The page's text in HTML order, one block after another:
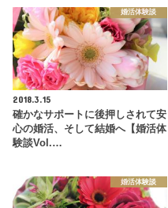
婚活体験談
2018.3.15
確かなサポートに後押しされて安
心の婚活、そして結婚へ【婚活体
験談Vol.…
婚活体験談